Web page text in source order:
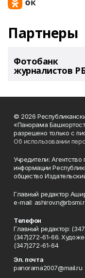
Партнеры
Фотобанк
журналистов
© 2026
«Панорама
разрешено только с
Об использовании
Учредители:
информации
общество
Главный редактор
e-mail:
Телефон
Главный редактор:
(347)272-61-66.
(347)272-61-64
Эл. почта
panorama2007@mail.ru